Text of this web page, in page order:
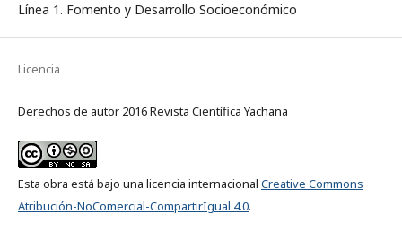
Línea 1. Fomento y Desarrollo Socioeconómico
Licencia
Derechos de autor 2016 Revista Científica Yachana
Esta obra está bajo una licencia internacional Creative Commons
Atribución-NoComercial-CompartirIgual 4.0.